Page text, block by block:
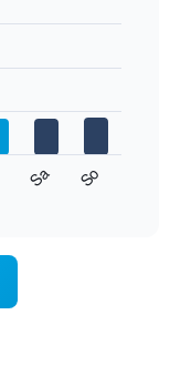
Sa So